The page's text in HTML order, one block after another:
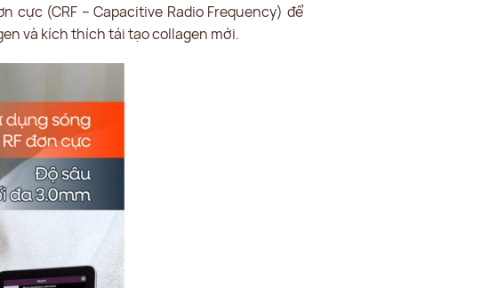
(CRF – Capacitive Radio Frequency) để
và kích thích tái tạo collagen mới.